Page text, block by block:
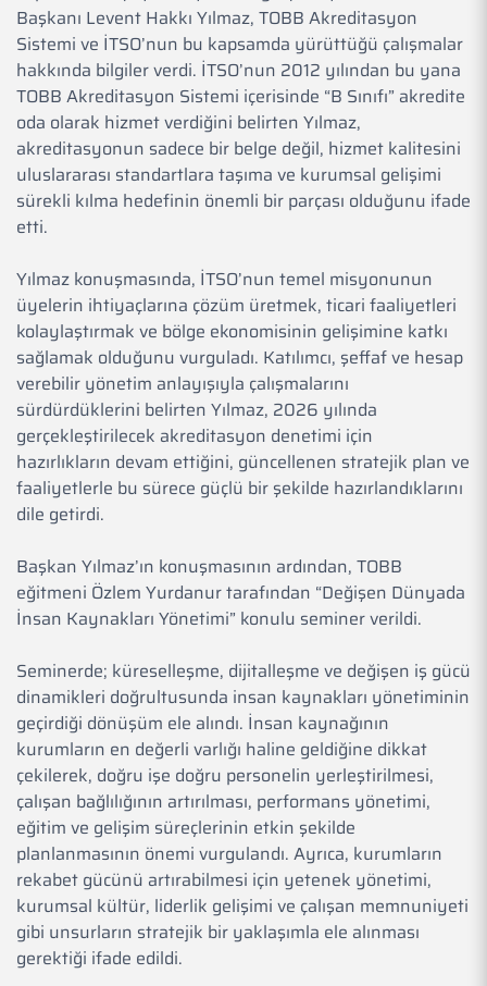
Başkanı Levent Hakkı Yılmaz, TOBB Akreditasyon
Sistemi ve İTSO’nun bu kapsamda yürüttüğü çalışmalar
hakkında bilgiler verdi. İTSO’nun 2012 yılından bu yana
TOBB Akreditasyon Sistemi içerisinde “B Sınıfı” akredite
oda olarak hizmet verdiğini belirten Yılmaz,
akreditasyonun sadece bir belge değil, hizmet kalitesini
uluslararası standartlara taşıma ve kurumsal gelişimi
sürekli kılma hedefinin önemli bir parçası olduğunu ifade
etti.
Yılmaz konuşmasında, İTSO’nun temel misyonunun
üyelerin ihtiyaçlarına çözüm üretmek, ticari faaliyetleri
kolaylaştırmak ve bölge ekonomisinin gelişimine katkı
sağlamak olduğunu vurguladı. Katılımcı, şeffaf ve hesap
verebilir yönetim anlayışıyla çalışmalarını
sürdürdüklerini belirten Yılmaz, 2026 yılında
gerçekleştirilecek akreditasyon denetimi için
hazırlıkların devam ettiğini, güncellenen stratejik plan ve
faaliyetlerle bu sürece güçlü bir şekilde hazırlandıklarını
dile getirdi.
Başkan Yılmaz’ın konuşmasının ardından, TOBB
eğitmeni Özlem Yurdanur tarafından “Değişen Dünyada
İnsan Kaynakları Yönetimi” konulu seminer verildi.
Seminerde; küreselleşme, dijitalleşme ve değişen iş gücü
dinamikleri doğrultusunda insan kaynakları yönetiminin
geçirdiği dönüşüm ele alındı. İnsan kaynağının
kurumların en değerli varlığı haline geldiğine dikkat
çekilerek, doğru işe doğru personelin yerleştirilmesi,
çalışan bağlılığının artırılması, performans yönetimi,
eğitim ve gelişim süreçlerinin etkin şekilde
planlanmasının önemi vurgulandı. Ayrıca, kurumların
rekabet gücünü artırabilmesi için yetenek yönetimi,
kurumsal kültür, liderlik gelişimi ve çalışan memnuniyeti
gibi unsurların stratejik bir yaklaşımla ele alınması
gerektiği ifade edildi.